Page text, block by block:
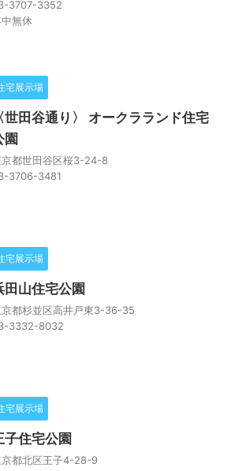
3707-3352
無休
宅展示場
〈世田谷通り〉 オークラランド住宅
園
都世田谷区桜3-24-8
3706-3481
宅展示場
田山住宅公園
都杉並区高井戸東3-36-35
3332-8032
宅展示場
子住宅公園
京都北区王子4-28-9